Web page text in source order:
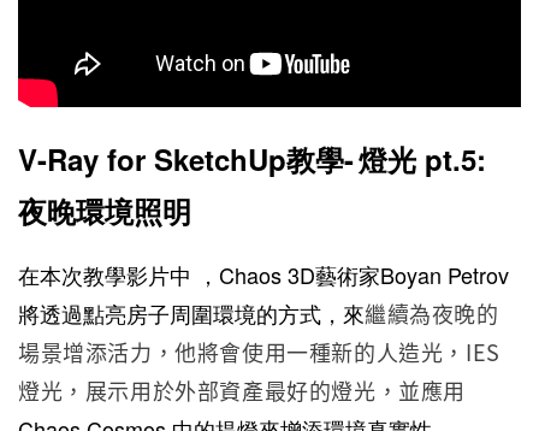
V-Ray for SketchUp教學-燈光 pt.5:
夜晚環境照明
在本次教學影片中 ，Chaos 3D藝術家Boyan Petrov
將透過點亮房子周圍環境的方式，來繼續為夜晚的
場景增添活力，他將會使用一種新的人造光，IES
燈光，展示用於外部資產最好的燈光，並應用